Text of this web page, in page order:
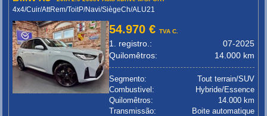
4x4/Cuir/AttRem/ToitP/Navi/SiègeCh/ALU21
54.970 €TVA C.
1. registro.:
07-2025
Quilomêtros:
14.000 km
Segmento:
Tout terrain/SUV
Combustivel:
Hybride/Essence
Quilomêtros:
14.000 km
Transmissão:
Boite automatique